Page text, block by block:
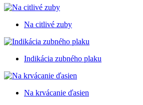
Na citlivé zuby
Indikácia zubného plaku
Na krvácanie ďasien